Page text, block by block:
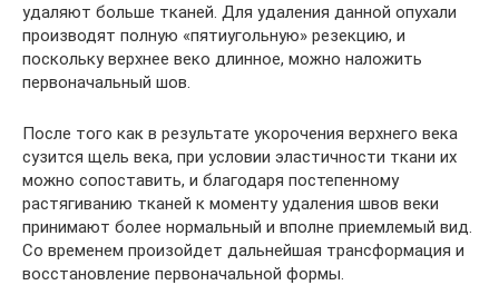
удаляют больше тканей. Для удаления данной опухали
производят полную «пятиугольную» резекцию, и
поскольку верхнее веко длинное, можно наложить
первоначальный шов.
После того как в результате укорочения верхнего века
сузится щель века, при условии эластичности ткани их
можно сопоставить, и благодаря постепенному
растягиванию тканей к моменту удаления швов веки
принимают более нормальный и вполне приемлемый вид.
Со временем произойдет дальнейшая трансформация и
восстановление первоначальной формы.